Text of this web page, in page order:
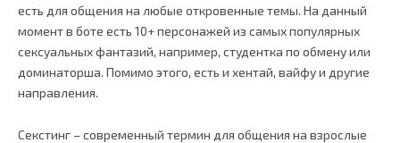
есть для общения на любые откровенные темы. На данный
момент в боте есть 10+ персонажей из самых популярных
сексуальных фантазий, например, студентка по обмену или
доминаторша. Помимо этого, есть и хентай, вайфу и другие
направления.
Секстинг – современный термин для общения на взрослые